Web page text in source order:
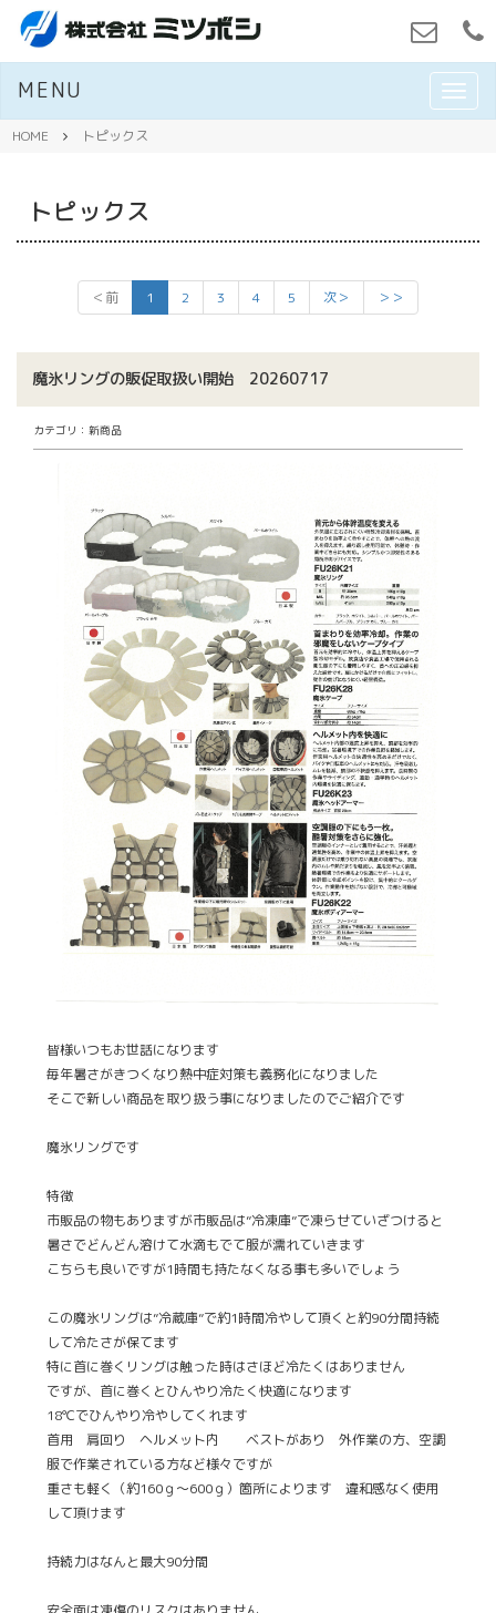
M
E
MENU
HOME トピックス
トピックス
＜前 1 2 3 4 5 次＞ ＞＞
魔氷リングの販促取扱い開始 20260717
カテゴリ：新商品
皆様いつもお世話になります
毎年暑さがきつくなり熱中症対策も義務化になりました
そこで新しい商品を取り扱う事になりましたのでご紹介です
魔氷リングです
特徴
市販品の物もありますが市販品は”冷凍庫”で凍らせていざつけると
暑さでどんどん溶けて水滴もでて服が濡れていきます
こちらも良いですが1時間も持たなくなる事も多いでしょう
この魔氷リングは”冷蔵庫”で約1時間冷やして頂くと約90分間持続
して冷たさが保てます
特に首に巻くリングは触った時はさほど冷たくはありません
ですが、首に巻くとひんやり冷たく快適になります
18℃でひんやり冷やしてくれます
首用 肩回り ヘルメット内 ベストがあり 外作業の方、空調
服で作業されている方など様々ですが
重さも軽く（約160ｇ～600ｇ）箇所によります 違和感なく使用
して頂けます
持続力はなんと最大90分間